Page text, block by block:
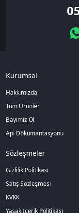
Kurumsal
Hakkımızda
Tüm Ürünler
Bayimiz Ol
Api Dökümantasyonu
Sözleşmeler
Gizlilik Politikası
Satış Sözleşmesi
KVKK
Yasak İçerik Politikası